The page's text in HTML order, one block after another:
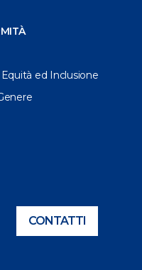
ed Inclusione
CONTATTI